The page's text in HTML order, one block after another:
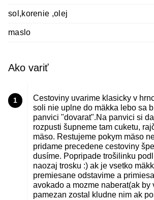
sol,korenie ,olej
maslo
Ako variť
1
Cestoviny uvarime klasicky v
soli nie uplne do mäkka lebo sa
panvici "dovarat".Na panvici si
rozpusti šupneme tam cuketu,
mäso. Restujeme pokym mäso
pridame precedene cestoviny
dusíme. Popripade trošilinku
naozaj trosku :) ak je vsetko
premiesane odstavime a
avokado a mozme naberat(ak by
pamezan zostal kludne nim ak